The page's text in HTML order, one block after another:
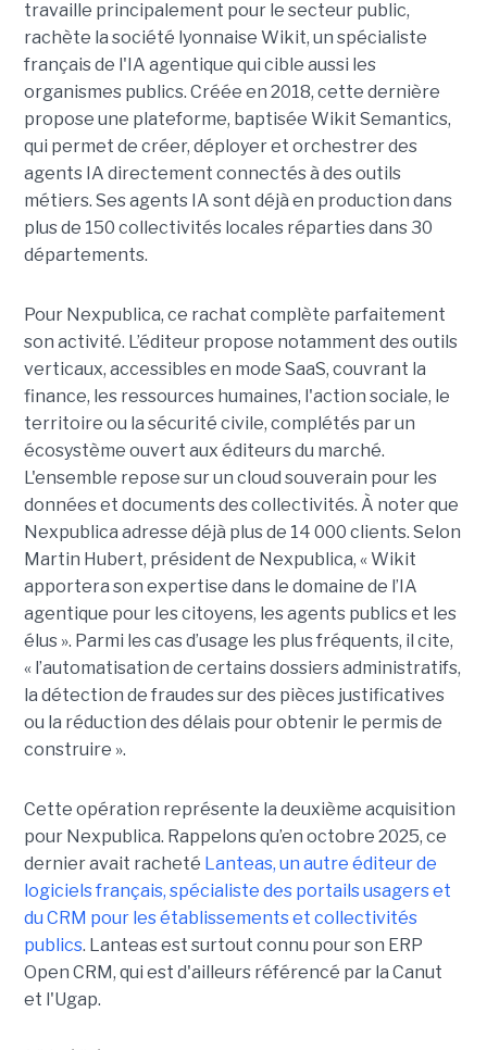
travaille principalement pour le secteur public,
rachète la société lyonnaise Wikit, un spécialiste
français de l'IA agentique qui cible aussi les
organismes publics. Créée en 2018, cette dernière
propose une plateforme, baptisée Wikit Semantics,
qui permet de créer, déployer et orchestrer des
agents IA directement connectés à des outils
métiers. Ses agents IA sont déjà en production dans
plus de 150 collectivités locales réparties dans 30
départements.
Pour Nexpublica, ce rachat complète parfaitement
son activité. L’éditeur propose notamment des outils
verticaux, accessibles en mode SaaS, couvrant la
finance, les ressources humaines, l'action sociale, le
territoire ou la sécurité civile, complétés par un
écosystème ouvert aux éditeurs du marché.
L'ensemble repose sur un cloud souverain pour les
données et documents des collectivités. À noter que
Nexpublica adresse déjà plus de 14 000 clients. Selon
Martin Hubert, président de Nexpublica, « Wikit
apportera son expertise dans le domaine de l’IA
agentique pour les citoyens, les agents publics et les
élus ». Parmi les cas d’usage les plus fréquents, il cite,
« l’automatisation de certains dossiers administratifs,
la détection de fraudes sur des pièces justificatives
ou la réduction des délais pour obtenir le permis de
construire ».
Cette opération représente la deuxième acquisition
pour Nexpublica. Rappelons qu’en octobre 2025, ce
dernier avait racheté Lanteas, un autre éditeur de
logiciels français, spécialiste des portails usagers et
du CRM pour les établissements et collectivités
publics. Lanteas est surtout connu pour son ERP
Open CRM, qui est d'ailleurs référencé par la Canut
et l'Ugap.